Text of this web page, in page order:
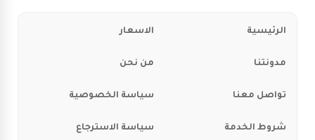
الرئيسية الاسعار
مدونتنا من نحن
تواصل معنا سياسة الخصوصية
شروط الخدمة سياسة الاسترجاع